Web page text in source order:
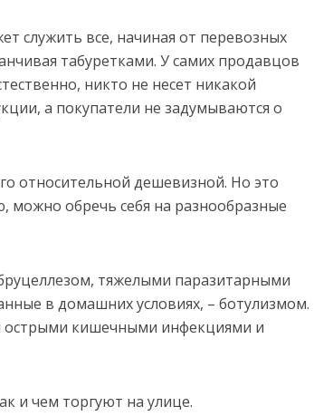
служить все, начиная от перевозных
табуретками. У самих продавцов
никто не несет никакой
а покупатели не задумываются о
относительной дешевизной. Но это
можно обречь себя на разнообразные
тяжелыми паразитарными
в домашних условиях, – ботулизмом.
острыми кишечными инфекциями и
и чем торгуют на улице.